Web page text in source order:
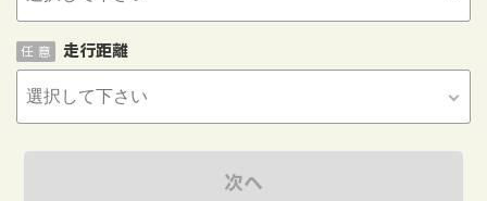
走行距離
任 意
次へ